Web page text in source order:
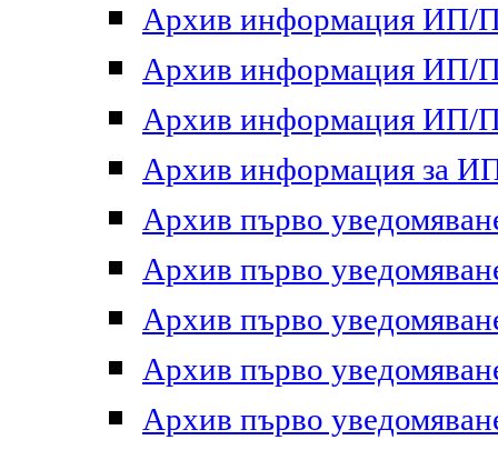
Архив информация ИП/
Архив информация ИП/
Архив информация ИП/
Архив информация за
Архив първо
Архив първо
Архив първо
Архив първо
Архив първо